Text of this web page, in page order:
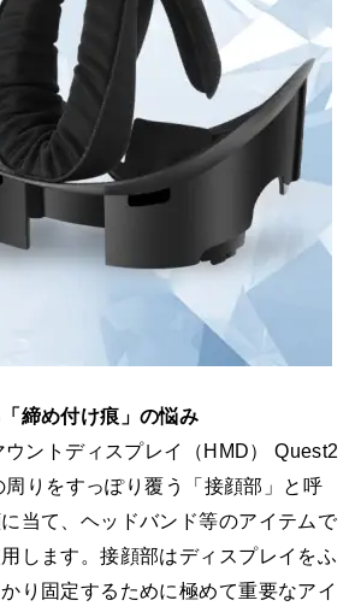
締め付け痕」の悩み
ントディスプレイ（HMD） Quest2
りをすっぽり覆う「接顔部」と呼
当て、ヘッドバンド等のアイテムで
します。接顔部はディスプレイをふ
り固定するために極めて重要なアイ